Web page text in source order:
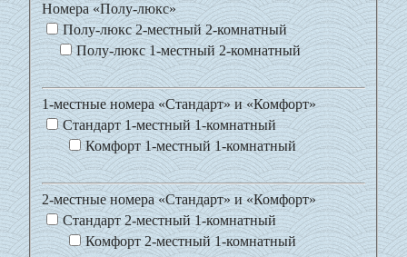
Номера «Полу-люкс»
Полу-люкс 2-местный 2-комнатный
Полу-люкс 1-местный 2-комнатный
1-местные номера «Стандарт» и «Комфорт»
Стандарт 1-местный 1-комнатный
Комфорт 1-местный 1-комнатный
2-местные номера «Стандарт» и «Комфорт»
Стандарт 2-местный 1-комнатный
Комфорт 2-местный 1-комнатный